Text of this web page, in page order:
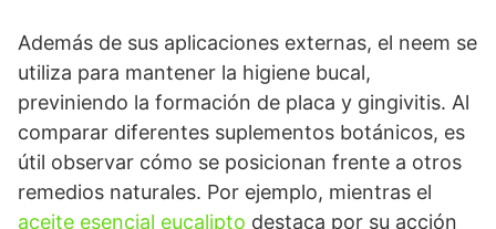
Además de sus aplicaciones externas, el neem se
utiliza para mantener la higiene bucal,
previniendo la formación de placa y gingivitis. Al
comparar diferentes suplementos botánicos, es
útil observar cómo se posicionan frente a otros
remedios naturales. Por ejemplo, mientras el
aceite esencial eucalipto destaca por su acción